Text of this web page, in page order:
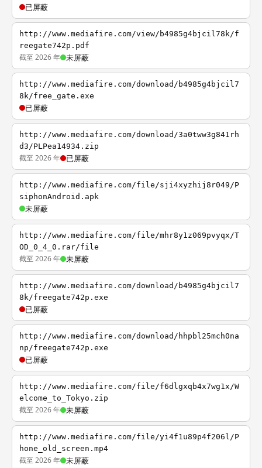
已屏蔽
http://www.mediafire.com/view/b4985g4bjcil78k/f
reegate742p.pdf
截至 2026 年 未屏蔽
http://www.mediafire.com/download/b4985g4bjcil7
8k/free_gate.exe
已屏蔽
http://www.mediafire.com/download/3a0tww3g841rh
d3/PLPea14934.zip
截至 2026 年 已屏蔽
http://www.mediafire.com/file/sji4xyzhij8r049/P
siphonAndroid.apk
未屏蔽
http://www.mediafire.com/file/mhr8y1z069pvyqx/T
OD_0_4_0.rar/file
截至 2026 年 未屏蔽
http://www.mediafire.com/download/b4985g4bjcil7
8k/freegate742p.exe
已屏蔽
http://www.mediafire.com/download/hhpbl25mch0na
np/freegate742p.exe
已屏蔽
http://www.mediafire.com/file/f6dlgxqb4x7wg1x/W
elcome_to_Tokyo.zip
截至 2026 年 未屏蔽
http://www.mediafire.com/file/yi4f1u89p4f206l/P
hone_old_screen.mp4
截至 2026 年 未屏蔽